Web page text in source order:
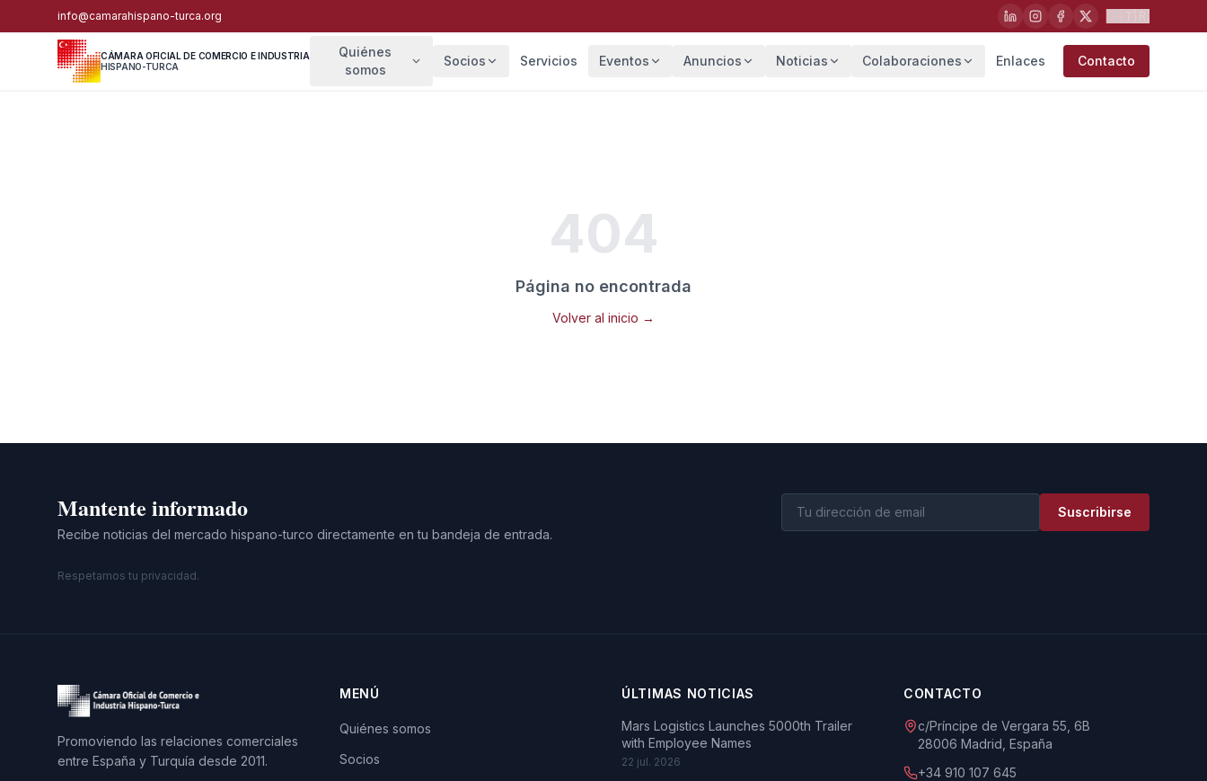
info@camarahispano-turca.org
CÁMARA OFICIAL DE COMERCIO E INDUSTRIA
HISPANO-TURCA
Quiénes
somos
Socios Servicios Eventos Anuncios Noticias Colaboraciones Enlaces Contacto
404
Página no encontrada
Volver al inicio →
Mantente informado
Recibe noticias del mercado hispano-turco directamente en tu bandeja de entrada.
Suscribirse
Respetamos tu privacidad.
Promoviendo las relaciones comerciales
entre España y Turquía desde 2011.
MENÚ
Quiénes somos
Socios
ÚLTIMAS NOTICIAS
Mars Logistics Launches 5000th Trailer
with Employee Names
22 jul. 2026
CONTACTO
c/Príncipe de Vergara 55, 6B
28006 Madrid, España
+34 910 107 645